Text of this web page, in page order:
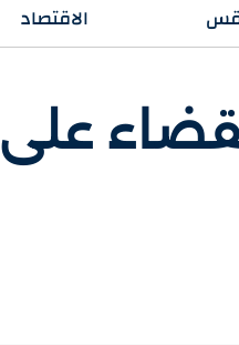
الاقتصاد
على